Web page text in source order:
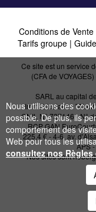
Conditions de Vente
Tarifs groupe |
Ce site est un service
(CFA de
SARL au capital
Immatriculation
CNIL N° 727146 - N°
RCP GAN
225,4 € - 4-6, av.
APS
Nos sites sont
Nous utilisons des
possible. De plus, ils
comportement des
Web pour tous les
consultez nos